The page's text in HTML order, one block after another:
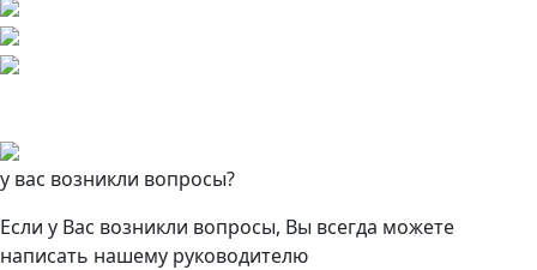
у вас возникли вопросы?
Если у Вас возникли вопросы, Вы всегда можете
написать нашему руководителю